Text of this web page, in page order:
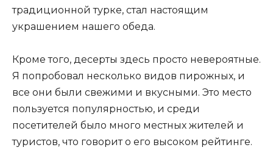
традиционной турке, стал настоящим
украшением нашего обеда.
Кроме того, десерты здесь просто невероятные.
Я попробовал несколько видов пирожных, и
все они были свежими и вкусными. Это место
пользуется популярностью, и среди
посетителей было много местных жителей и
туристов, что говорит о его высоком рейтинге.